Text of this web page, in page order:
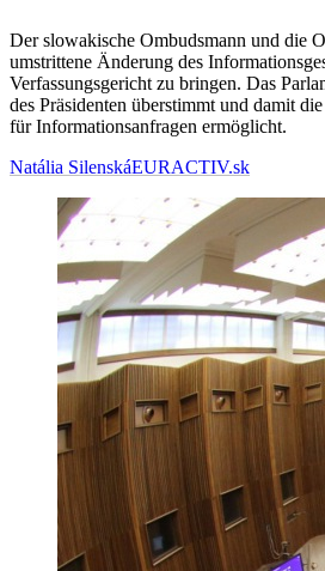
Der slowakische Ombudsmann und die
umstrittene Änderung des
Verfassungsgericht zu bringen. Das
des Präsidenten überstimmt und damit
für Informationsanfragen ermöglicht.
Natália SilenskáEURACTIV.sk